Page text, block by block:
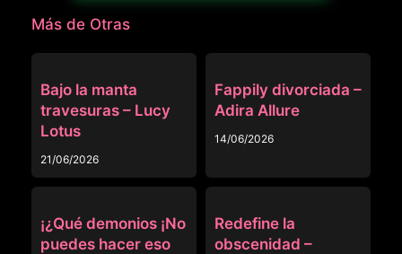
Más de Otras
Bajo la manta
travesuras – Lucy
Lotus
21/06/2026
Fappily divorciada –
Adira Allure
14/06/2026
¡¿Qué demonios ¡No
puedes hacer eso
Redefine la
obscenidad –